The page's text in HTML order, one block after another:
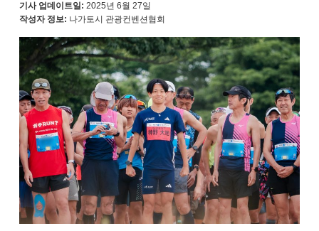
기사 업데이트일: 2025년 6월 27일
작성자 정보: 나가토시 관광컨벤션협회